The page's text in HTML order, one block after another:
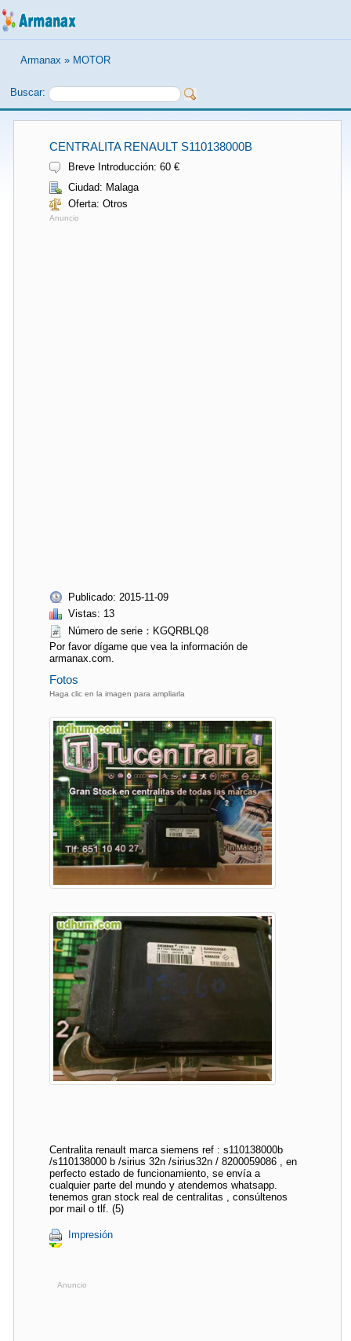
Armanax » MOTOR
Buscar:
CENTRALITA RENAULT S110138000B
Breve Introducción: 60 €
Ciudad: Malaga
Oferta: Otros
Anuncio
Publicado: 2015-11-09
Vistas: 13
Número de serie：KGQRBLQ8
Por favor dígame que vea la información de
armanax.com.
Fotos
Haga clic en la imagen para ampliarla
Centralita renault marca siemens ref : s110138000b
/s110138000 b /sirius 32n /sirius32n / 8200059086 , en
perfecto estado de funcionamiento, se envía a
cualquier parte del mundo y atendemos whatsapp.
tenemos gran stock real de centralitas , consúltenos
por mail o tlf. (5)
Impresión
Anuncio